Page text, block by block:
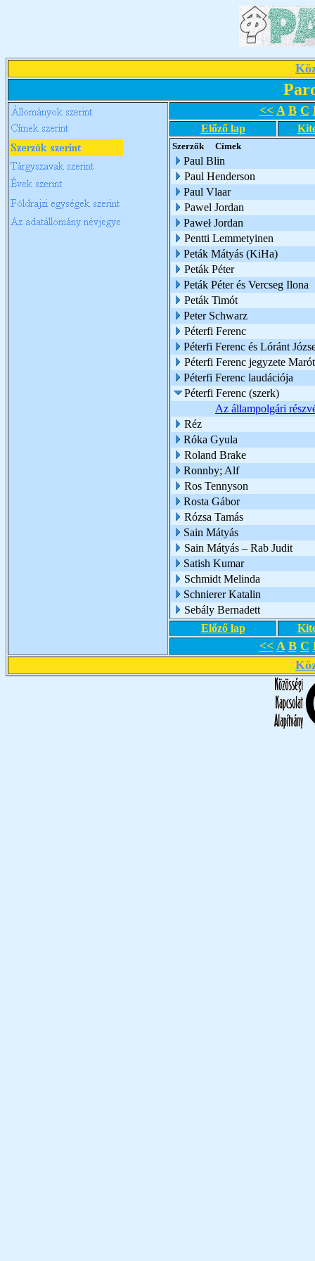
<< A B C
Előző lap
Szerzők Címek
Paul Blin
Paul Henderson
Paul Vlaar
Pawel Jordan
Paweł Jordan
Pentti Lemmetyinen
Peták Mátyás (KiHa)
Peták Péter
Peták Péter és Vercseg Ilona
Peták Timót
Peter Schwarz
Péterfi Ferenc
Péterfi Ferenc és Lóránt
Péterfi Ferenc jegyzete
Péterfi Ferenc laudációja
Péterfi Ferenc (szerk)
Az állampolgári
Réz
Róka Gyula
Roland Brake
Ronnby; Alf
Ros Tennyson
Rosta Gábor
Rózsa Tamás
Sain Mátyás
Sain Mátyás – Rab Judit
Satish Kumar
Schmidt Melinda
Schnierer Katalin
Sebály Bernadett
Előző lap
<< A B C